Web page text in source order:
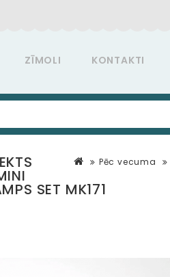
ZĪMOLI KONTAKTI
Pēc vecuma
SET MK171